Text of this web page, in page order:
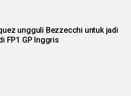
ungguli Bezzecchi untuk jadi
FP1 GP Inggris